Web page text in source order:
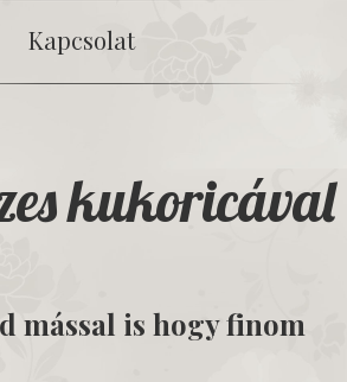
Kapcsolat
kukoricával
mással is hogy finom